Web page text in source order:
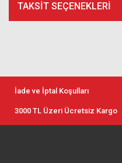
TAKSIT SEÇENEKLERI
İade ve İptal Koşulları
3000 TL Üzeri Ücretsiz Kargo